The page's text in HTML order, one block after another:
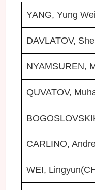
YANG, Yung
DAVLATOV,
NYAMSUREN,
QUVATOV,
CARLINO,
WEI,